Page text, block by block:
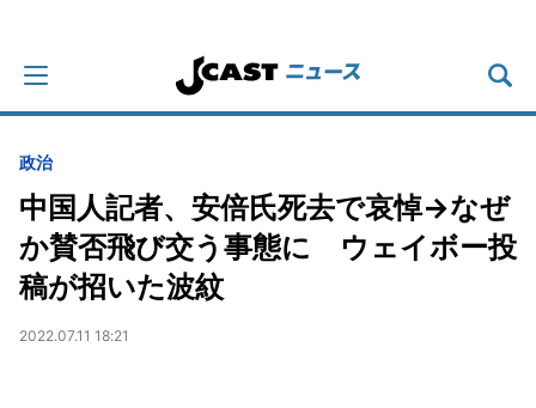
政治
中国人記者、安倍氏死去で哀悼→なぜ
か賛否飛び交う事態に ウェイボー投
稿が招いた波紋
2022.07.11 18:21